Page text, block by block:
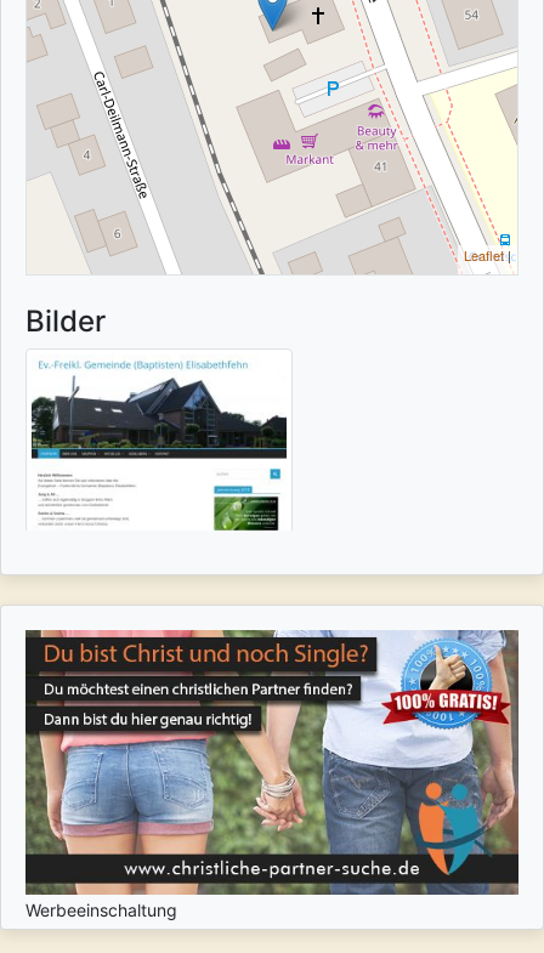
Leaflet|
Bilder
Werbeeinschaltung